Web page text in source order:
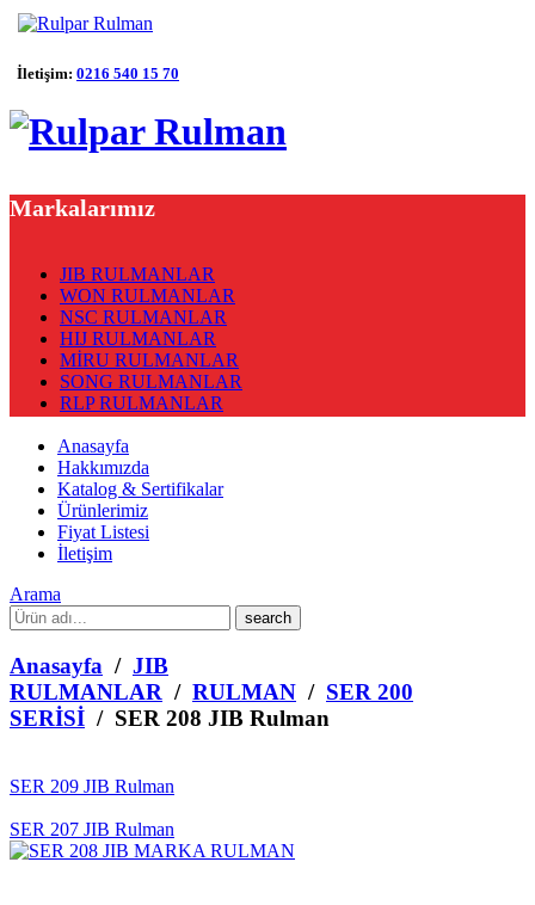
İletişim: 0216 540 15 70
Markalarımız
JIB RULMANLAR
WON RULMANLAR
NSC RULMANLAR
HIJ RULMANLAR
MİRU RULMANLAR
SONG RULMANLAR
RLP RULMANLAR
Anasayfa
Hakkımızda
Katalog & Sertifikalar
Ürünlerimiz
Fiyat Listesi
İletişim
Arama
What
are
you
looking
for?
Anasayfa / JIB
RULMANLAR / RULMAN / SER 200
SERİSİ / SER 208 JIB Rulman
SER 209 JIB Rulman
SER 207 JIB Rulman